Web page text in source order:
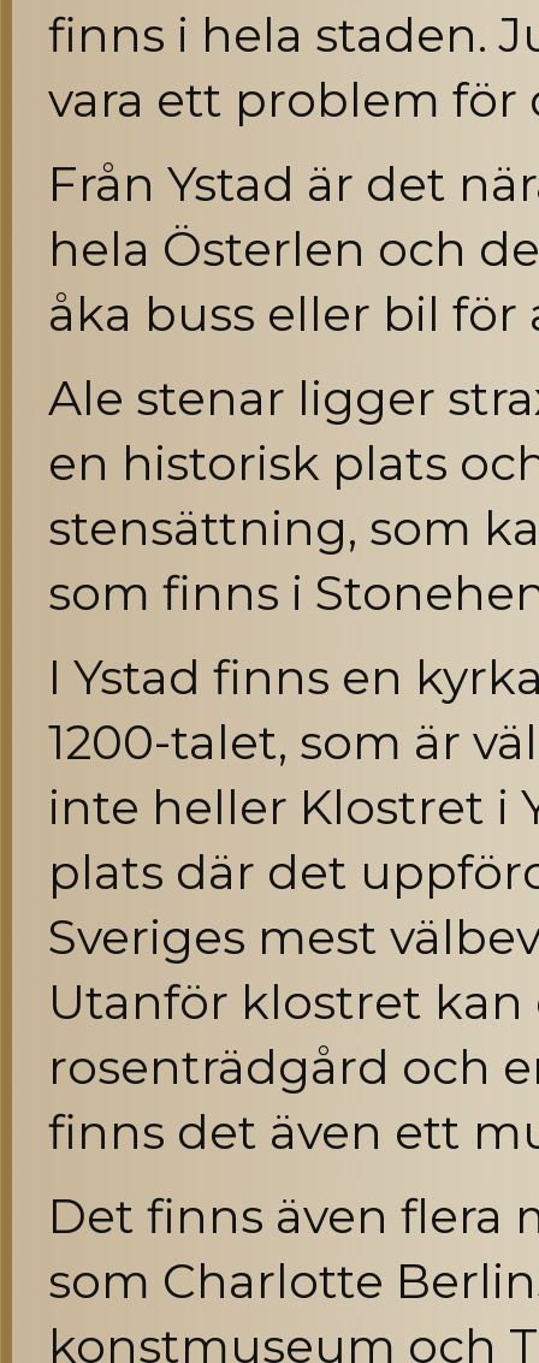
finns i hela staden.
vara ett problem för
Från Ystad är det
hela Österlen och
åka buss eller bil för
Ale stenar ligger
en historisk plats
stensättning, som
som finns i
I Ystad finns en
1200-talet, som är
inte heller Klostret i
plats där det
Sveriges mest
Utanför klostret kan
rosenträdgård och
finns det även ett
Det finns även flera
som Charlotte
konstmuseum och